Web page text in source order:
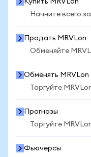
Купить MRVLon
Начните всего
Продать MRVLon
Обменяйте
Обменять MRVLon
Торгуйте
Прогнозы
Торгуйте
Фьючерсы